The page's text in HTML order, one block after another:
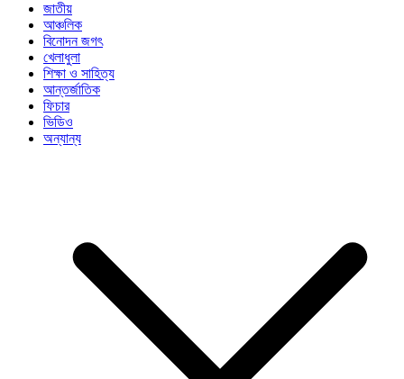
জাতীয়
আঞ্চলিক
বিনোদন জগৎ
খেলাধুলা
শিক্ষা ও সাহিত্য
আন্তর্জাতিক
ফিচার
ভিডিও
অন্যান্য